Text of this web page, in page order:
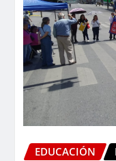
EDUCACIÓN